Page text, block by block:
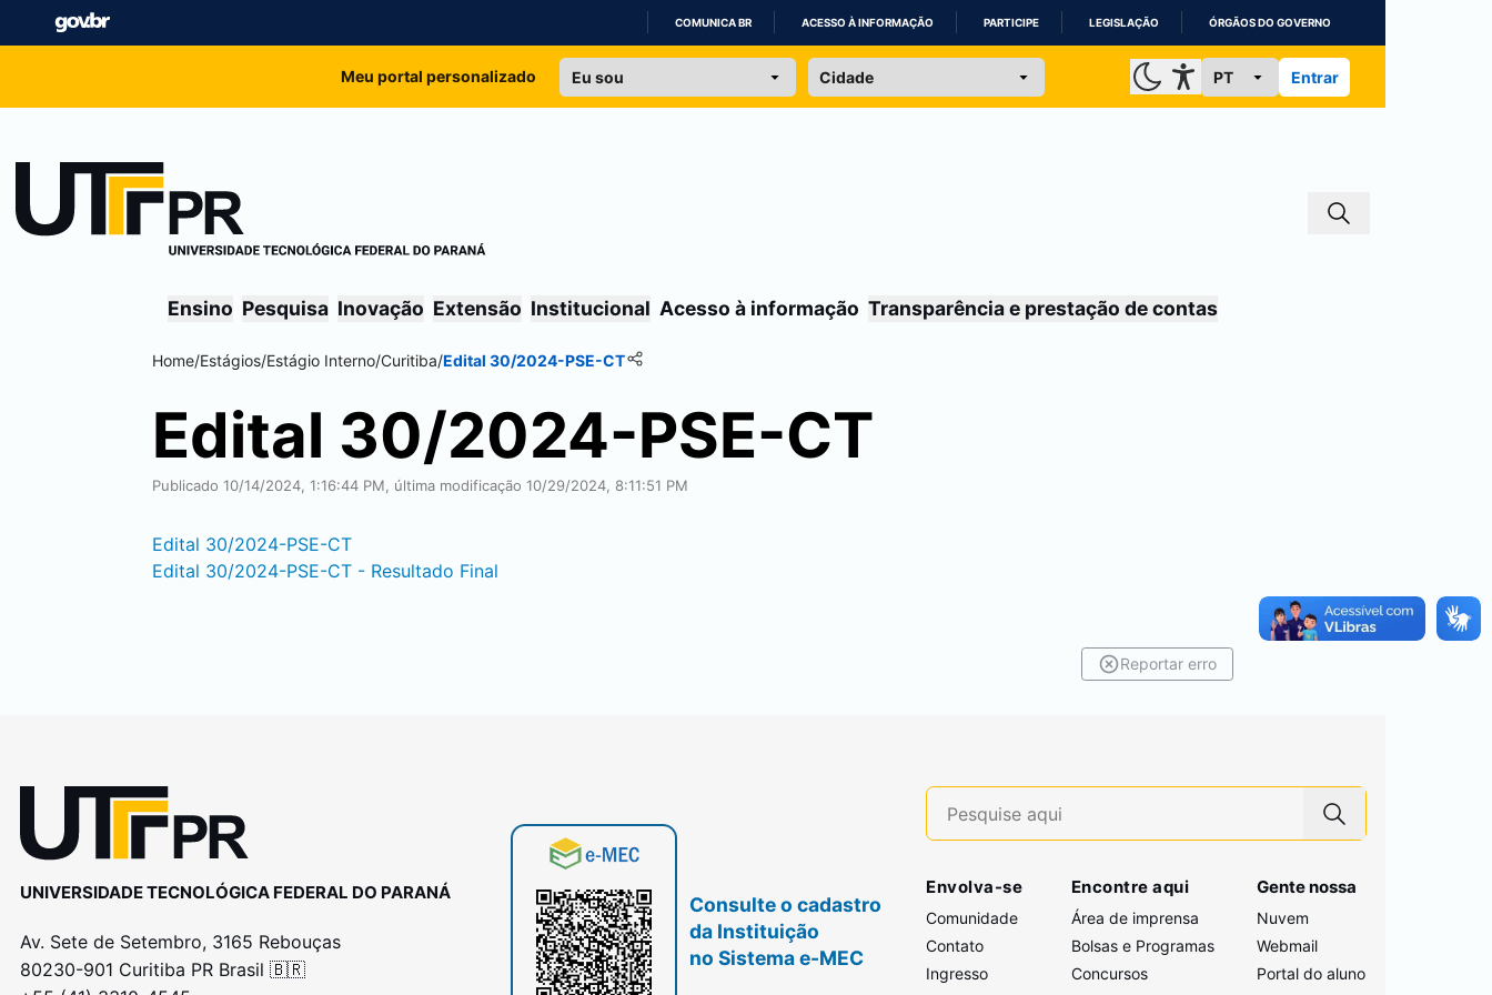
IR
COMUNICA BR ACESSO À INFORMAÇÃO PARTICIPE LEGISLAÇÃO ÓRGÃOS DO GOVERNO
Meu portal personalizado Entrar
Ensino Pesquisa Inovação Extensão Institucional Acesso à informação Transparência e prestação de contas
Home/Estágios/Estágio Interno/Curitiba/Edital 30/2024-PSE-CT
Edital 30/2024-PSE-CT
Publicado 10/14/2024, 1:16:44 PM, última modificação 10/29/2024, 8:11:51 PM
Edital 30/2024-PSE-CT
Edital 30/2024-PSE-CT - Resultado Final
Reportar erro
UNIVERSIDADE TECNOLÓGICA FEDERAL DO PARANÁ
Av. Sete de Setembro, 3165 Rebouças
80230-901 Curitiba PR Brasil 🇧🇷
Consulte o cadastro
da Instituição
no Sistema e-MEC
Envolva-se
Comunidade
Contato
Ingresso
Encontre aqui
Área de imprensa
Bolsas e Programas
Concursos
Gente nossa
Nuvem
Webmail
Portal do aluno